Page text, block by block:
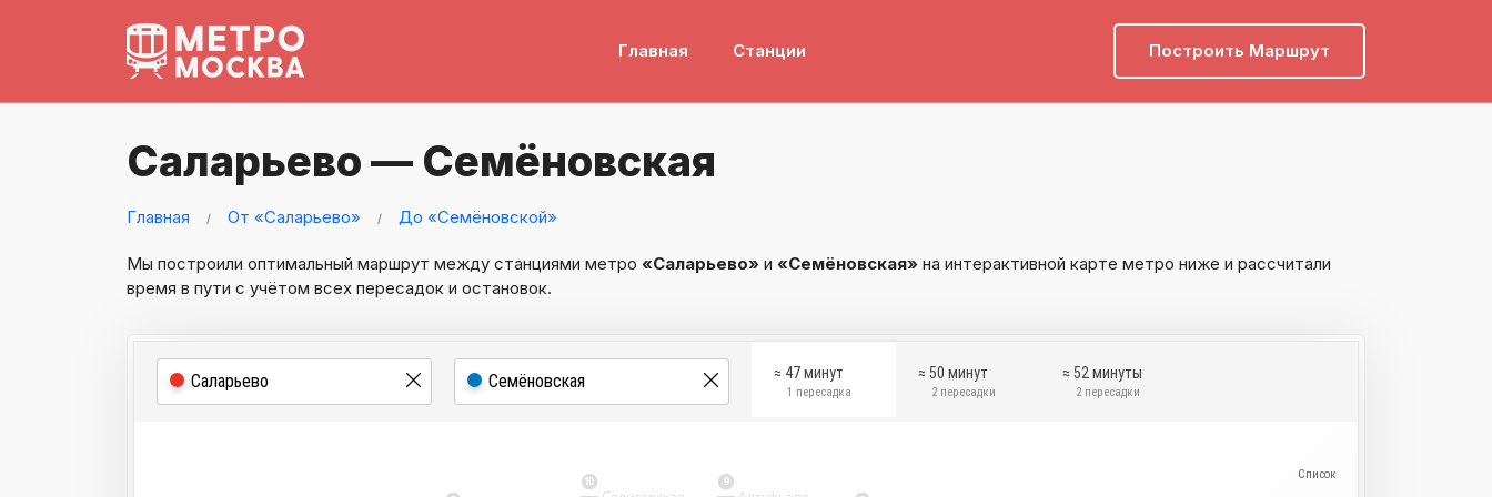
Главная Станции Построить Маршрут
Саларьево — Семёновская
Главная От «Саларьево» До «Семёновской»
Мы построили оптимальный маршрут между станциями метро «Саларьево» и «Семёновская» на интерактивной карте метро ниже и рассчитали
время в пути с учётом всех пересадок и остановок.
≈ 47 минут
1 пересадка
≈ 50 минут
2 пересадки
≈ 52 минуты
2 пересадки
9
10